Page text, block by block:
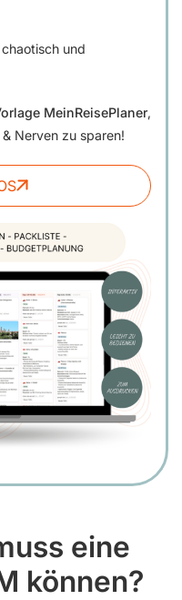
und
MeinReisePlaner,
Nerven zu sparen!
eine
können?